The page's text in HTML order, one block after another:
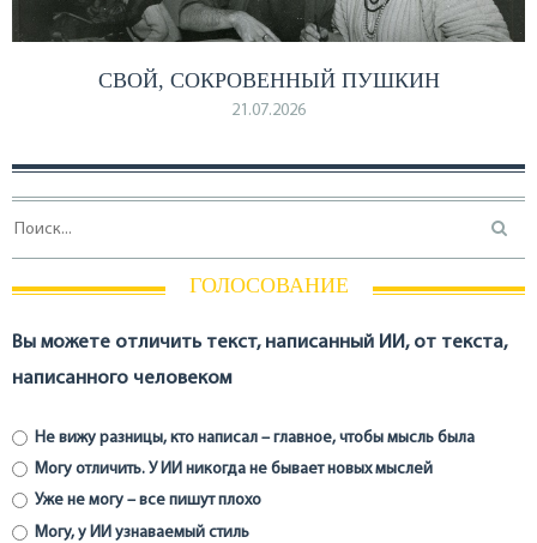
СВОЙ, СОКРОВЕННЫЙ ПУШКИН
21.07.2026
ГОЛОСОВАНИЕ
Вы можете отличить текст, написанный ИИ, от текста,
написанного человеком
Не вижу разницы, кто написал – главное, чтобы мысль была
Могу отличить. У ИИ никогда не бывает новых мыслей
Уже не могу – все пишут плохо
Могу, у ИИ узнаваемый стиль